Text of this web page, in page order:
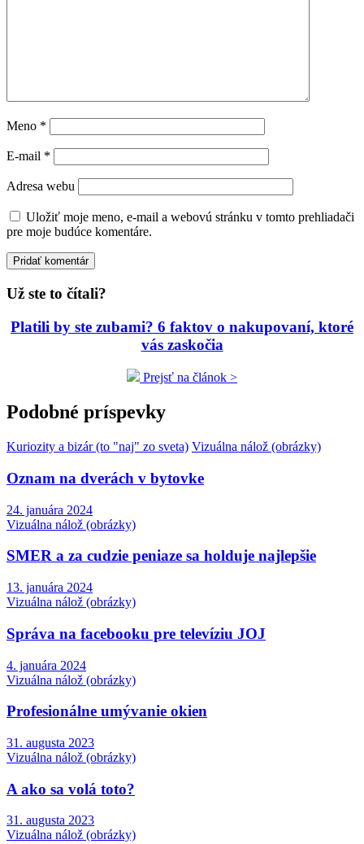
Meno *
E-mail *
Adresa webu
Uložiť moje meno, e-mail a webovú stránku v tomto prehliadači
pre moje budúce komentáre.
Už ste to čítali?
Platili by ste zubami? 6 faktov o nakupovaní, ktoré
vás zaskočia
Prejsť na článok >
Podobné príspevky
Kuriozity a bizár (to "naj" zo sveta) Vizuálna nálož (obrázky)
Oznam na dverách v bytovke
24. januára 2024
Vizuálna nálož (obrázky)
SMER a za cudzie peniaze sa holduje najlepšie
13. januára 2024
Vizuálna nálož (obrázky)
Správa na facebooku pre televíziu JOJ
4. januára 2024
Vizuálna nálož (obrázky)
Profesionálne umývanie okien
31. augusta 2023
Vizuálna nálož (obrázky)
A ako sa volá toto?
31. augusta 2023
Vizuálna nálož (obrázky)